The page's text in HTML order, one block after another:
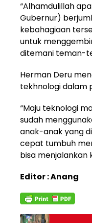
“Alhamdulillah
Gubernur)
kebahagiaan
untuk
ditemani teman-
Herman Deru
tekhnologi dalam
“Maju teknologi
sudah
anak-anak yang
cepat tumbuh
bisa menjalankan
Editor : Anang